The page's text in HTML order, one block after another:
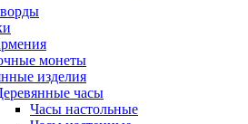
монеты
изделия
часы
Часы настольные